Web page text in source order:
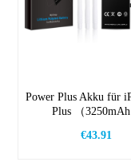
Power Plus Akku für
Plus （3250mAh
€43.91